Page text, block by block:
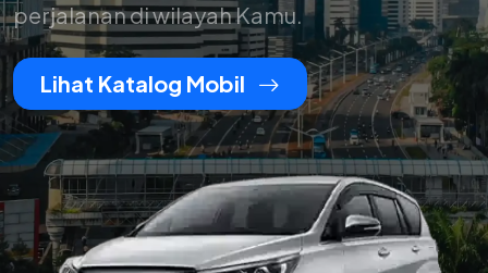
perjalanan di wilayah Kamu.
Lihat Katalog Mobil